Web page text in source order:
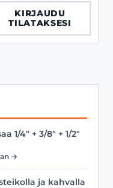
1/4" + 3/8" + 1/2"
→
ja kahvalla
KIRJAUDU
TILATAKSESI